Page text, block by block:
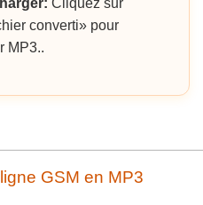
Cliquez sur
converti» pour
MP3..
GSM en MP3